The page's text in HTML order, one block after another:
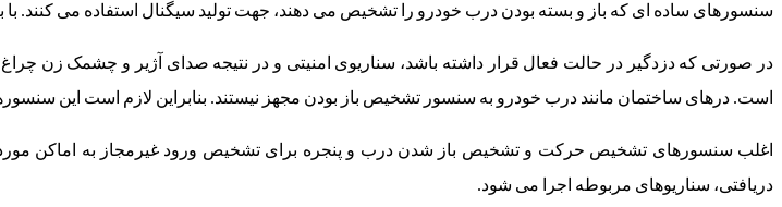
سنسورهای ساده ای که باز و بسته بودن درب خودرو را تشخیص می دهند، جهت تولید سیگنال استفاده می کنند.
در صورتی که دزدگیر در حالت فعال قرار داشته باشد، سناریوی امنیتی و در نتیجه صدای آژیر و چشمک زن
است. درهای ساختمان مانند درب خودرو به سنسور تشخیص باز بودن مجهز نیستند. بنابراین لازم است این
اغلب سنسورهای تشخیص حرکت و تشخیص باز شدن درب و پنجره برای تشخیص ورود غیرمجاز به اماکن مورد
دریافتی، سناریوهای مربوطه اجرا می شود.